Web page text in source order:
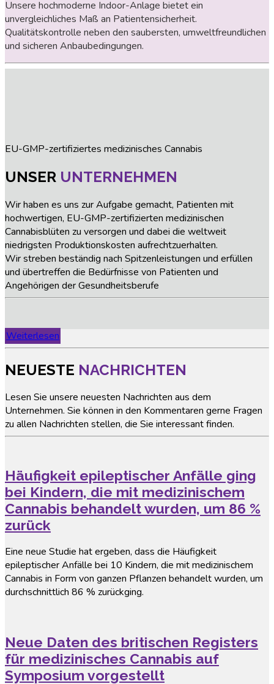
Unsere hochmoderne Indoor-Anlage bietet ein
unvergleichliches Maß an Patientensicherheit.
Qualitätskontrolle neben den saubersten, umweltfreundlichen
und sicheren Anbaubedingungen.
EU-GMP-zertifiziertes medizinisches Cannabis
UNSER UNTERNEHMEN
Wir haben es uns zur Aufgabe gemacht, Patienten mit
hochwertigen, EU-GMP-zertifizierten medizinischen
Cannabisblüten zu versorgen und dabei die weltweit
niedrigsten Produktionskosten aufrechtzuerhalten.
Wir streben beständig nach Spitzenleistungen und erfüllen
und übertreffen die Bedürfnisse von Patienten und
Angehörigen der Gesundheitsberufe
Weiterlesen
NEUESTE NACHRICHTEN
Lesen Sie unsere neuesten Nachrichten aus dem
Unternehmen. Sie können in den Kommentaren gerne Fragen
zu allen Nachrichten stellen, die Sie interessant finden.
Häufigkeit epileptischer Anfälle ging
bei Kindern, die mit medizinischem
Cannabis behandelt wurden, um 86 %
zurück
Eine neue Studie hat ergeben, dass die Häufigkeit
epileptischer Anfälle bei 10 Kindern, die mit medizinischem
Cannabis in Form von ganzen Pflanzen behandelt wurden, um
durchschnittlich 86 % zurückging.
Neue Daten des britischen Registers
für medizinisches Cannabis auf
Symposium vorgestellt